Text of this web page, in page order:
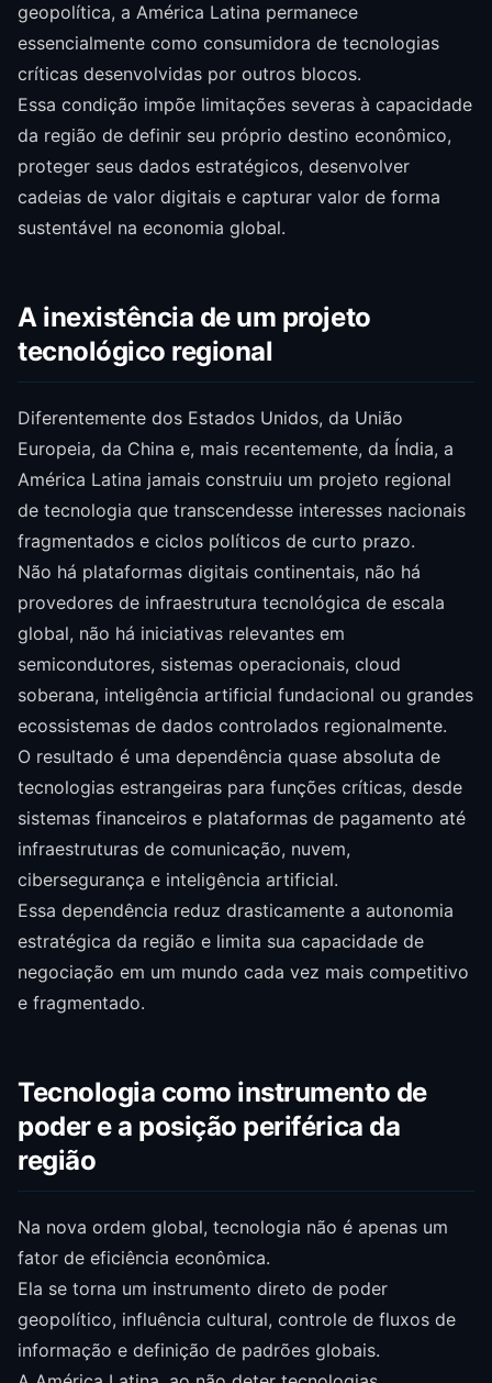
geopolítica, a América Latina permanece
essencialmente como consumidora de tecnologias
críticas desenvolvidas por outros blocos.
Essa condição impõe limitações severas à capacidade
da região de definir seu próprio destino econômico,
proteger seus dados estratégicos, desenvolver
cadeias de valor digitais e capturar valor de forma
sustentável na economia global.
A inexistência de um projeto
tecnológico regional
Diferentemente dos Estados Unidos, da União
Europeia, da China e, mais recentemente, da Índia, a
América Latina jamais construiu um projeto regional
de tecnologia que transcendesse interesses nacionais
fragmentados e ciclos políticos de curto prazo.
Não há plataformas digitais continentais, não há
provedores de infraestrutura tecnológica de escala
global, não há iniciativas relevantes em
semicondutores, sistemas operacionais, cloud
soberana, inteligência artificial fundacional ou grandes
ecossistemas de dados controlados regionalmente.
O resultado é uma dependência quase absoluta de
tecnologias estrangeiras para funções críticas, desde
sistemas financeiros e plataformas de pagamento até
infraestruturas de comunicação, nuvem,
cibersegurança e inteligência artificial.
Essa dependência reduz drasticamente a autonomia
estratégica da região e limita sua capacidade de
negociação em um mundo cada vez mais competitivo
e fragmentado.
Tecnologia como instrumento de
poder e a posição periférica da
região
Na nova ordem global, tecnologia não é apenas um
fator de eficiência econômica.
Ela se torna um instrumento direto de poder
geopolítico, influência cultural, controle de fluxos de
informação e definição de padrões globais.